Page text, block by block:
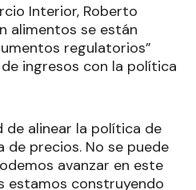
Interior, Roberto
alimentos se están
regulatorios”
ingresos con la política
de alinear la política de
precios. No se puede
avanzar en este
estamos construyendo